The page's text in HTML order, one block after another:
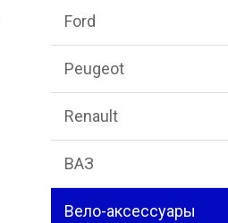
Ford
Peugeot
Renault
ВАЗ
Вело-аксессуары